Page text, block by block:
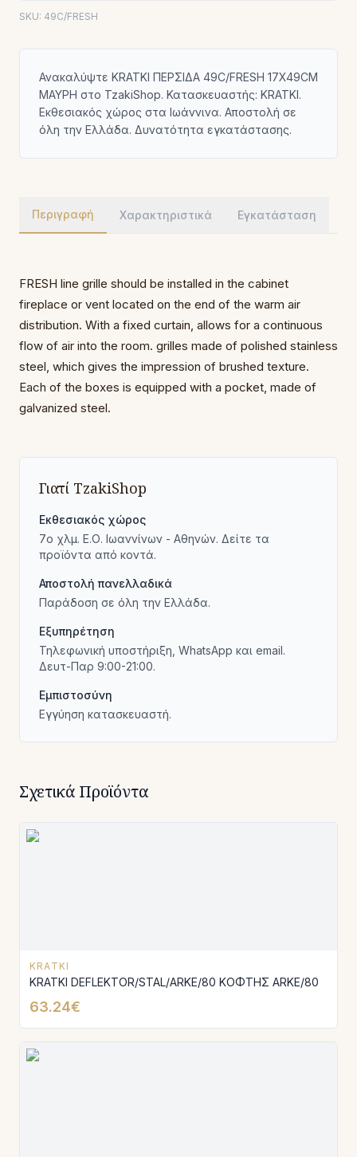
SKU: 49C/FRESH
Ανακαλύψτε KRATKI ΠΕΡΣΙΔΑ 49C/FRESH 17X49CM
ΜΑΥΡΗ στο TzakiShop. Κατασκευαστής: KRATKI.
Εκθεσιακός χώρος στα Ιωάννινα. Αποστολή σε
όλη την Ελλάδα. Δυνατότητα εγκατάστασης.
Περιγραφή Χαρακτηριστικά Εγκατάσταση
FRESH line grille should be installed in the cabinet
fireplace or vent located on the end of the warm air
distribution. With a fixed curtain, allows for a continuous
flow of air into the room. grilles made of polished stainless
steel, which gives the impression of brushed texture.
Each of the boxes is equipped with a pocket, made of
galvanized steel.
Γιατί TzakiShop
Εκθεσιακός χώρος
7ο χλμ. Ε.Ο. Ιωαννίνων - Αθηνών. Δείτε τα
προϊόντα από κοντά.
Αποστολή πανελλαδικά
Παράδοση σε όλη την Ελλάδα.
Εξυπηρέτηση
Τηλεφωνική υποστήριξη, WhatsApp και email.
Δευτ-Παρ 9:00-21:00.
Εμπιστοσύνη
Εγγύηση κατασκευαστή.
Σχετικά Προϊόντα
KRATKI
KRATKI DEFLEKTOR/STAL/ARKE/80 ΚΟΦΤΗΣ ARKE/80
63.24€